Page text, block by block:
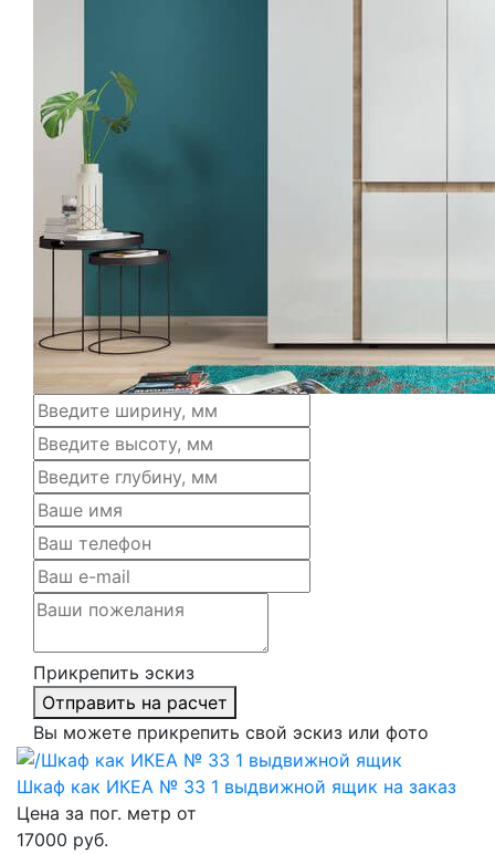
Прикрепить эскиз
Отправить на расчет
Вы можете прикрепить свой эскиз или фото
Шкаф как ИКЕА № 33 1 выдвижной ящик на заказ
Цена за пог. метр от
17000 руб.